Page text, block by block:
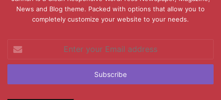
News and Blog theme. Packed with options that allow you to
completely customize your website to your needs.
your
Email